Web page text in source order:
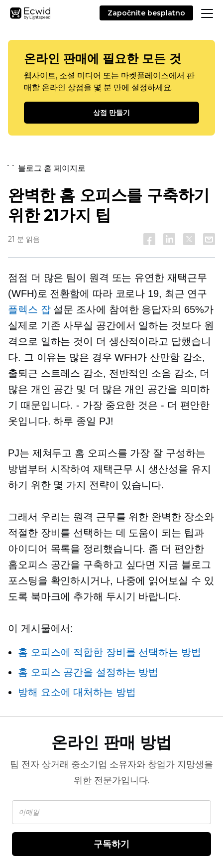
Započnite besplatno
온라인 판매에 필요한 모든 것
웹사이트, 소셜 미디어 또는 마켓플레이스에서 판
매할 온라인 상점을 몇 분 만에 설정하세요.
상점 만들기
`` 블로그 홈 페이지로
완벽한 홈 오피스를 구축하기
위한 21가지 팁
21 분 읽음
점점 더 많은 팀이 원격 또는 유연한 재택근무
(WFH)로 전환함에 따라 코로나 19, 최근 연구
플렉스 잡설문 조사에 참여한 응답자의 65%가
실제로 기존 사무실 공간에서 일하는 것보다 원
격으로 일하는 것이 더 생산적이라고 답했습니
다. 그 이유는 많은 경우 WFH가 산만함 감소,
출퇴근 스트레스 감소, 전반적인 소음 감소, 더
많은 개인 공간 및 더 많은 개인 공간을 의미하
기 때문입니다.- 가장 중요한 것은 - 더 편안한
옷입니다. 하루 종일 PJ!
PJ는 제쳐두고 홈 오피스를 가장 잘 구성하는
방법부터 시작하여 재택근무 시 생산성을 유지
하기 위한 몇 가지 전략이 있습니다.
그래서 우리는 원격 근무를 위한 완벽한 장소와
적절한 장비를 선택하는 데 도움이 되는 팁과
아이디어 목록을 정리했습니다. 좀 더 편안한
홈오피스 공간을 구축하고 싶다면 지금 블로그
포스팅을 확인하시거나, 나중에 읽어보실 수 있
도록 북마크에 추가해 두시기 바랍니다.
이 게시물에서:
홈 오피스에 적합한 장비를 선택하는 방법
홈 오피스 공간을 설정하는 방법
방해 요소에 대처하는 방법
온라인 판매 방법
팁 전자 상거래 중소기업 소유자와 창업가 지망생을
위한 전문가입니다.
구독하기